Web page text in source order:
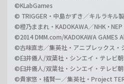
©KLabGames
© TRIGGER・中島かずき／キルラキル
©橙乃ままれ・KADOKAWA／NHK・NEP
©2014 DMM.com/KADOKAWA GAMES
©古味直志／集英社・アニプレックス・
©臼井儀人/双葉社・シンエイ・テレビ朝
©臼井儀人/双葉社・シンエイ・テレビ
©貴家悠・橘賢一／集英社・Project